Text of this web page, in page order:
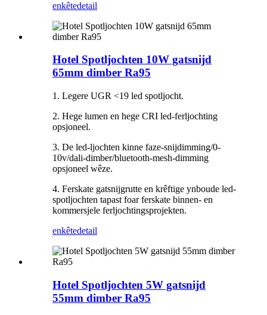
enkêtedetail
Hotel Spotljochten 10W gatsnijd
65mm dimber Ra95
1. Legere UGR <19 led spotljocht.
2. Hege lumen en hege CRI led-ferljochting
opsjoneel.
3. De led-ljochten kinne faze-snijdimming/0-
10v/dali-dimber/bluetooth-mesh-dimming
opsjoneel wêze.
4. Ferskate gatsnijgrutte en krêftige ynboude led-
spotljochten tapast foar ferskate binnen- en
kommersjele ferljochtingsprojekten.
enkêtedetail
Hotel Spotljochten 5W gatsnijd
55mm dimber Ra95